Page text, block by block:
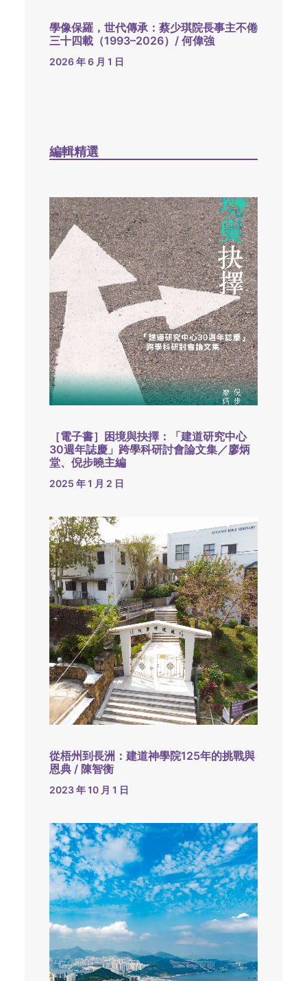
學像保羅，世代傳承：蔡少琪院長事主不倦
三十四載（1993–2026）/ 何偉強
2026 年 6 月 1 日
編輯精選
［電子書］困境與抉擇：「建道研究中心
30週年誌慶」跨學科研討會論文集／廖炳
堂、倪步曉主編
2025 年 1 月 2 日
從梧州到長洲：建道神學院125年的挑戰與
恩典 / 陳智衡
2023 年 10 月 1 日